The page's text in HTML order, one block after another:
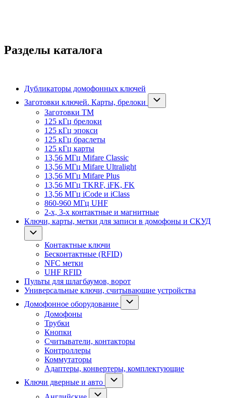
Разделы каталога
Дубликаторы домофонных ключей
Заготовки ключей. Карты, брелоки
Заготовки ТМ
125 кГц брелоки
125 кГц эпокси
125 кГц браслеты
125 кГц карты
13,56 МГц Mifare Classic
13,56 МГц Mifare Ultralight
13,56 МГц Mifare Plus
13,56 МГц TKRF, iFK, FK
13,56 МГц iCode и iClass
860-960 МГц UHF
2-х, 3-х контактные и магнитные
Ключи, карты, метки для записи в домофоны и СКУД
Контактные ключи
Бесконтактные (RFID)
NFC метки
UHF RFID
Пульты для шлагбаумов, ворот
Универсальные ключи, считывающие устройства
Домофонное оборудование
Домофоны
Трубки
Кнопки
Считыватели, контакторы
Контроллеры
Коммутаторы
Адаптеры, конвертеры, комплектующие
Ключи дверные и авто